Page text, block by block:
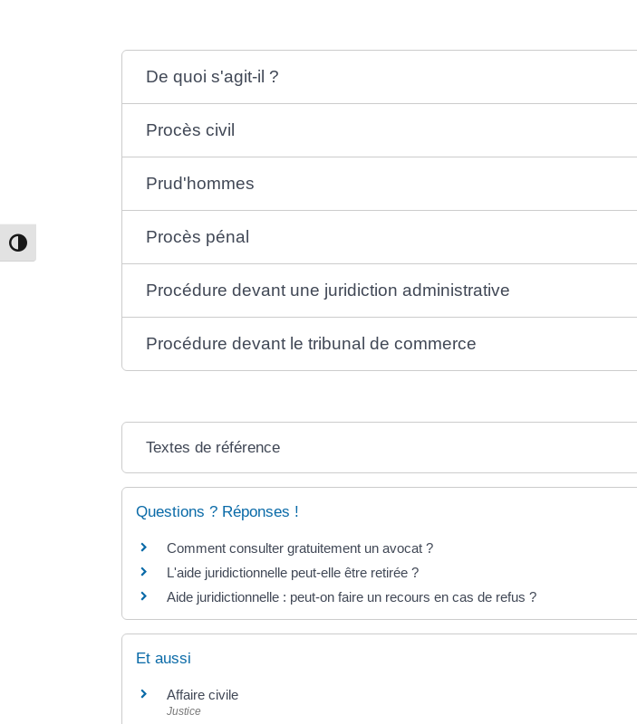
Passer en contraste élevé
De quoi s'agit-il ?
Procès civil
Prud'hommes
Procès pénal
Procédure devant une juridiction administrative
Procédure devant le tribunal de commerce
Textes de référence
Questions ? Réponses !
Comment consulter gratuitement un avocat ?
L'aide juridictionnelle peut-elle être retirée ?
Aide juridictionnelle : peut-on faire un recours en cas de refus ?
Et aussi
Affaire civile
Justice